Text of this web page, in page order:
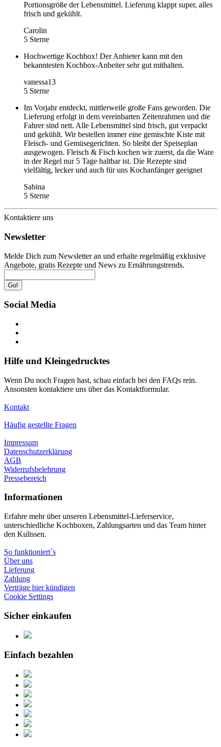
Portionsgröße der Lebensmittel. Lieferung klappt super, alles
frisch und gekühlt.
Carolin
5 Sterne
Hochwertige Kochbox! Der Anbieter kann mit den
bekanntesten Kochbox-Anbeiter sehr gut mithalten.
vanessa13
5 Sterne
Im Vorjahr entdeckt, mittlerweile große Fans geworden. Die
Lieferung erfolgt in dem vereinbarten Zeitenrahmen und die
Fahrer sind nett. Alle Lebensmittel sind frisch, gut verpackt
und gekühlt. Wir bestellen immer eine gemischte Kiste mit
Fleisch- und Gemüsegerichten. So bleibt der Speiseplan
ausgewogen. Fleisch & Fisch kochen wir zuerst, da die Ware
in der Regel nur 5 Tage haltbar ist. Die Rezepte sind
vielfältig, lecker und auch für uns Kochanfänger geeignet
Sabina
5 Sterne
Kontaktiere uns
Newsletter
Melde Dich zum Newsletter an und erhalte regelmäßig exklusive
Angebote, gratis Rezepte und News zu Ernährungstrends.
Go!
Social Media
Hilfe und Kleingedrucktes
Wenn Du noch Fragen hast, schau einfach bei den FAQs rein.
Ansonsten kontaktiere uns über das Kontaktformular.
Kontakt
Häufig gestellte Fragen
Impressum
Datenschutzerklärung
AGB
Widerrufsbelehrung
Pressebereich
Informationen
Erfahre mehr über unseren Lebensmittel-Lieferservice,
unterschiedliche Kochboxen, Zahlungsarten und das Team hinter
den Kulissen.
So funktioniert´s
Über uns
Lieferung
Zahlung
Verträge hier kündigen
Cookie Settings
Sicher einkaufen
Einfach bezahlen